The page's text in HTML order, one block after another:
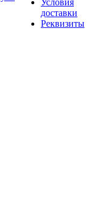
Условия
доставки
Реквизиты